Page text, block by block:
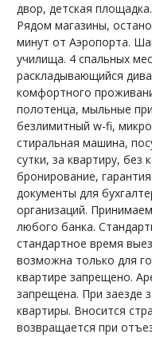
двор, детская
Рядом магазины,
минут от Аэропорта.
училища. 4 спальных
раскладывающийся
комфортного
полотенца, мыльные
безлимитный w-fi,
стиральная машина,
сутки, за квартиру, без
бронирование,
документы для
организаций.
любого банка.
стандартное время
возможна только для
квартире запрещено.
запрещена. При заезде
квартиры. Вносится
возвращается при